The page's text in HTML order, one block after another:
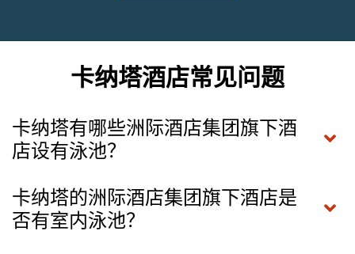
卡纳塔酒店常见问题
卡纳塔有哪些洲际酒店集团旗下酒
店设有泳池？
卡纳塔的洲际酒店集团旗下酒店是
否有室内泳池？